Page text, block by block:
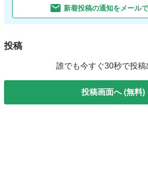
新着投稿の通知をメール
投稿
誰でも今すぐ30秒で投稿
投稿画面へ (無料)